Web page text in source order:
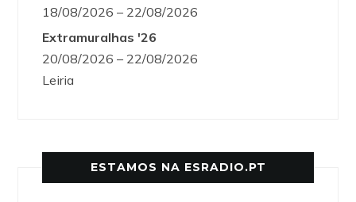
18/08/2026 – 22/08/2026
Extramuralhas '26
20/08/2026 – 22/08/2026
Leiria
ESTAMOS NA ESRADIO.PT